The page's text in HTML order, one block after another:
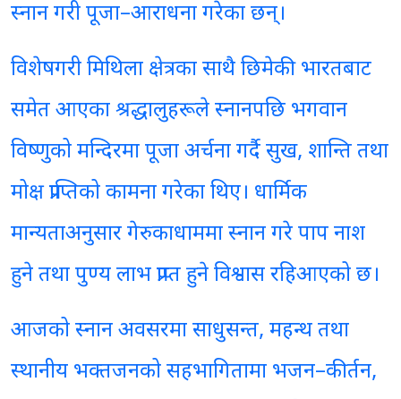
स्नान गरी पूजा–आराधना गरेका छन्।
विशेषगरी मिथिला क्षेत्रका साथै छिमेकी भारतबाट
समेत आएका श्रद्धालुहरूले स्नानपछि भगवान
विष्णुको मन्दिरमा पूजा अर्चना गर्दै सुख, शान्ति तथा
मोक्ष प्राप्तिको कामना गरेका थिए। धार्मिक
मान्यताअनुसार गेरुकाधाममा स्नान गरे पाप नाश
हुने तथा पुण्य लाभ प्राप्त हुने विश्वास रहिआएको छ।
आजको स्नान अवसरमा साधुसन्त, महन्थ तथा
स्थानीय भक्तजनको सहभागितामा भजन–कीर्तन,